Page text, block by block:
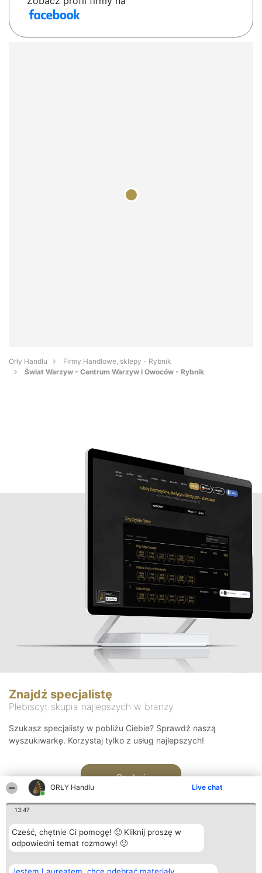
ORŁY Handlu Live chat
13:47
Cześć, chętnie Ci pomogę! 🙂 Kliknij proszę w
odpowiedni temat rozmowy! 🙂
Orły Handlu
Firmy Handlowe, sklepy - Rybnik
Świat Warzyw - Centrum Warzyw i Owoców - Rybnik
Znajdź specjalistę
Plebiscyt skupia najlepszych w branży
Szukasz specjalisty w pobliżu Ciebie? Sprawdź naszą
wyszukiwarkę. Korzystaj tylko z usług najlepszych!
Szukaj
Organizator plebiscytu Plebiscyt Kontakt